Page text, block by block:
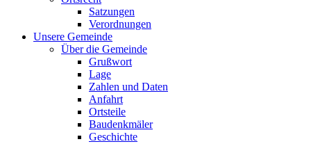
Satzungen
Verordnungen
Unsere Gemeinde
Über die Gemeinde
Grußwort
Lage
Zahlen und Daten
Anfahrt
Ortsteile
Baudenkmäler
Geschichte